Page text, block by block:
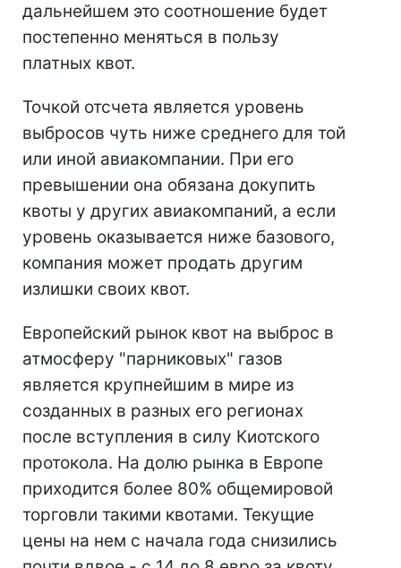
дальнейшем это соотношение будет
постепенно меняться в пользу
платных квот.
Точкой отсчета является уровень
выбросов чуть ниже среднего для той
или иной авиакомпании. При его
превышении она обязана докупить
квоты у других авиакомпаний, а если
уровень оказывается ниже базового,
компания может продать другим
излишки своих квот.
Европейский рынок квот на выброс в
атмосферу "парниковых" газов
является крупнейшим в мире из
созданных в разных его регионах
после вступления в силу Киотского
протокола. На долю рынка в Европе
приходится более 80% общемировой
торговли такими квотами. Текущие
цены на нем с начала года снизились